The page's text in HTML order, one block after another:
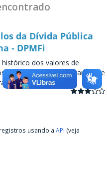
da Dívida Pública
- DPMFi
dos valores de
decorrentes de programas de
a partir de...
usando a API (veja